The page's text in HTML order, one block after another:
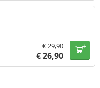
€29,90
€26,90